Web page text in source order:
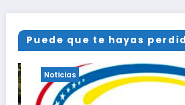
Puede que te hayas